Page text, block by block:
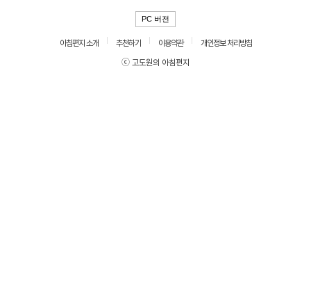
PC 버전
아침편지 소개 추천하기 이용약관
개인정보 처리방침
ⓒ 고도원의 아침편지